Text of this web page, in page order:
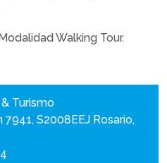
Walking Tour.
Turismo
7941, S2008EEJ Rosario,